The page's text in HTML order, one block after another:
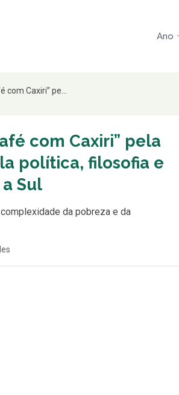
Ano
Caxiri” pe...
com Caxiri” pela
política, filosofia e
Sul
da pobreza e da